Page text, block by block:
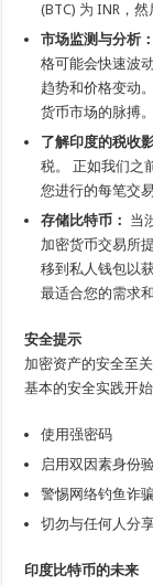
(BTC) 为 INR ，
市场监测与分析
格可能会快速波
趋势和价格变动
货币市场的脉搏。
了解印度的税收
税。 正如我们之
您进行的每笔交
存储比特币： 当
加密货币交易所
移到私人钱包以
最适合您的需求
安全提示
加密资产的安全至
基本的安全实践开
使用强密码
启用双因素身份
警惕网络钓鱼诈
切勿与任何人分
印度比特币的未来